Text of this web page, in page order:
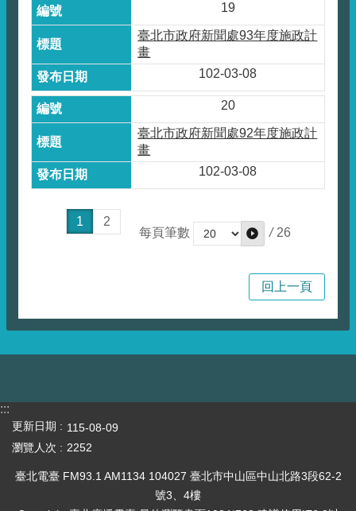
19
臺北市政府新聞處93年度施政計
畫
102-03-08
20
臺北市政府新聞處92年度施政計
畫
102-03-08
1
2
每頁筆數
/ 26
回上一頁
:::
更新日期
115-08-09
瀏覽人次
2252
臺北電臺 FM93.1 AM1134 104027 臺北市中山區中山北路3段62-2
號3、4樓